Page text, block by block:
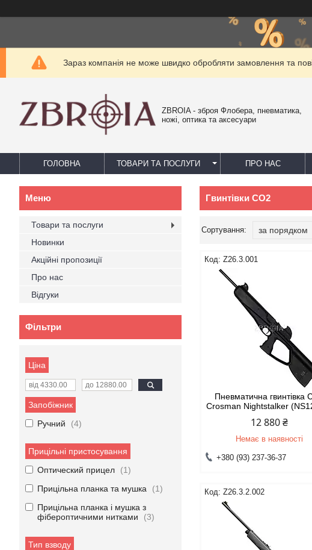
Зараз компанія не може швидко обробляти замовлення та
ZBROIA - зброя Флобера, пневматика,
ножі, оптика та аксесуари
ГОЛОВНА ТОВАРИ ТА ПОСЛУГИ ПРО НАС
Гвинтівки СО2
Z26.3.001
Пневматична гвинтівка
Crosman Nightstalker
12 880 ₴
Немає в наявності
+380 (93) 237-36-37
Z26.3.2.002
Товари та послуги
Новинки
Акційні пропозиції
Про нас
Відгуки
Фільтри
Ціна
Запобіжник
Ручний
4
Прицільні пристосування
Оптический прицел
1
Прицільна планка та мушка
1
Прицільна планка і мушка з
фібероптичними нитками
3
Тип взводу